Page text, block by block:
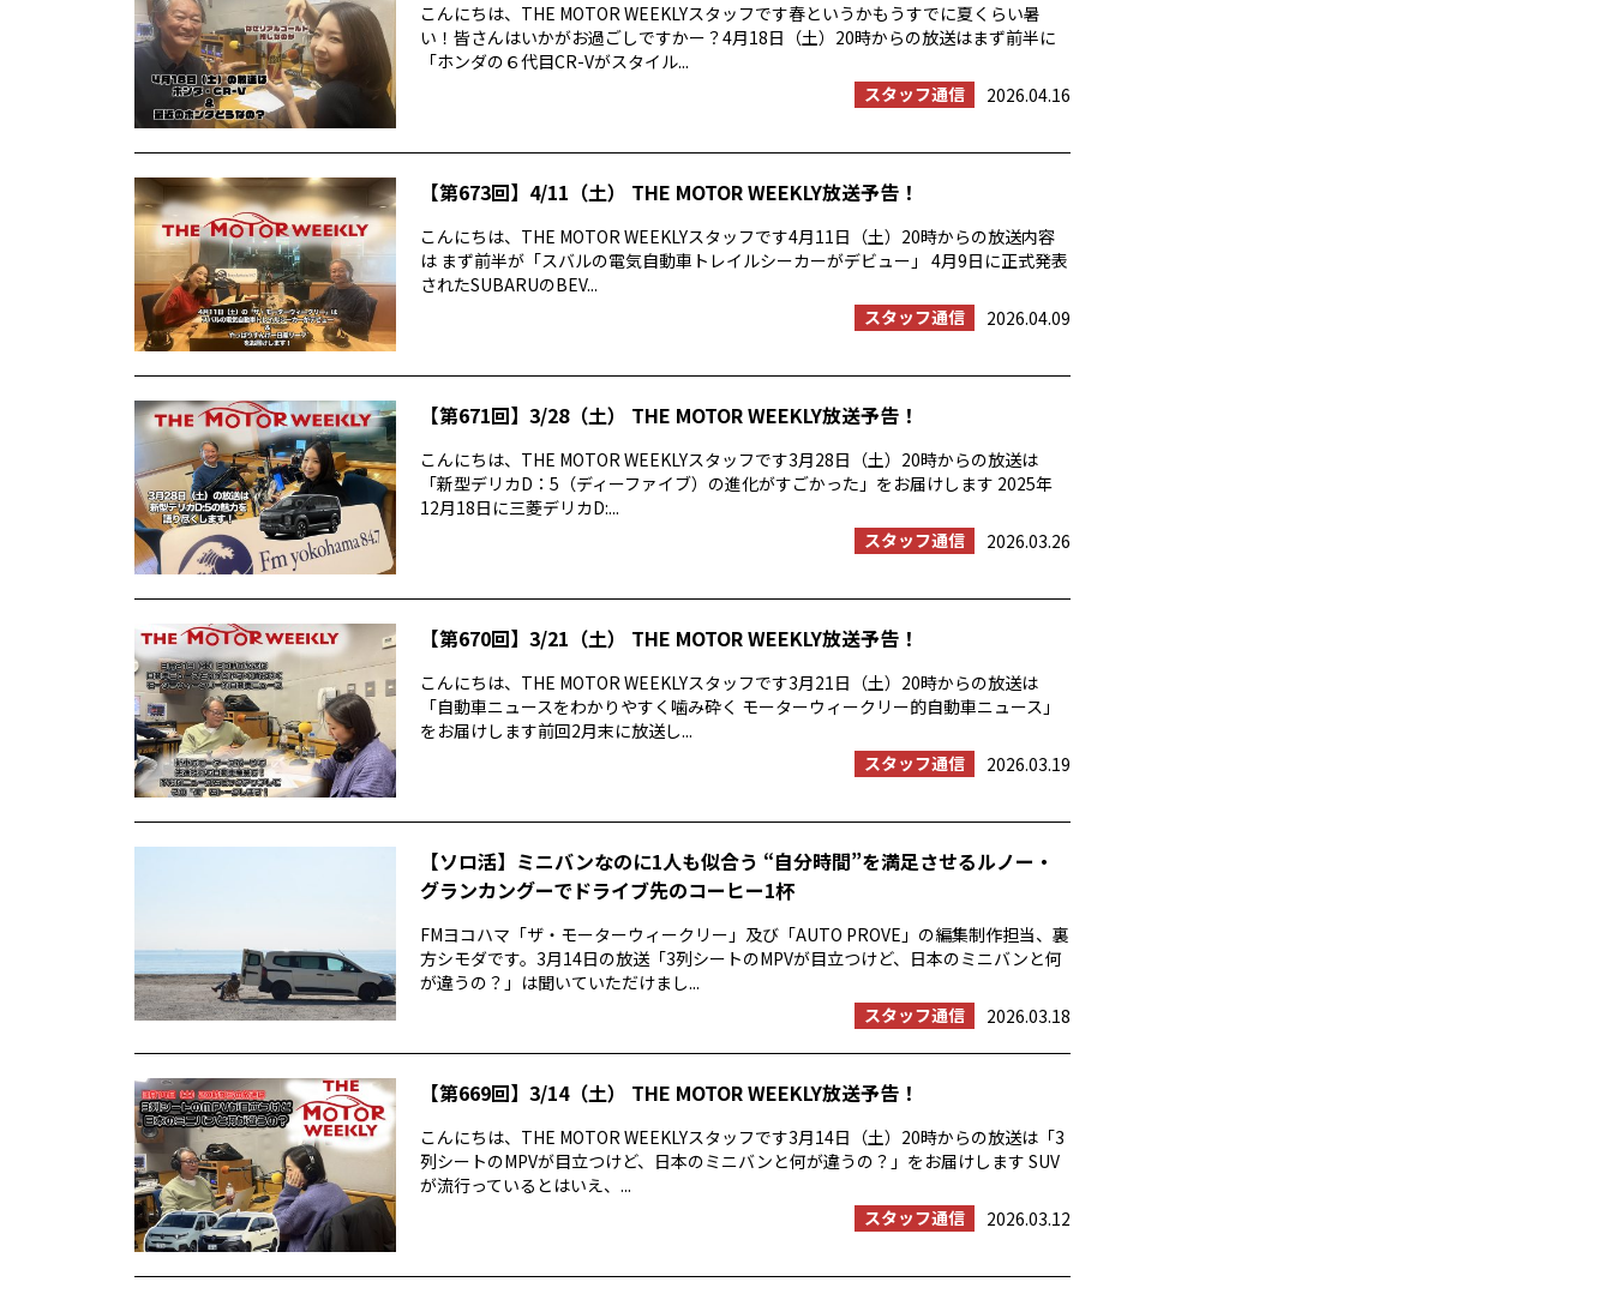
こんにちは、THE MOTOR WEEKLYスタッフです春というかもうすでに夏くらい暑
い！皆さんはいかがお過ごしですかー？4月18日（土）20時からの放送はまず前半に
「ホンダの６代目CR-Vがスタイル...
スタッフ通信
2026.04.16
【第673回】4/11（土） THE MOTOR WEEKLY放送予告！
こんにちは、THE MOTOR WEEKLYスタッフです4月11日（土）20時からの放送内容
は まず前半が「スバルの電気自動車トレイルシーカーがデビュー」 4月9日に正式発表
されたSUBARUのBEV...
スタッフ通信
2026.04.09
【第671回】3/28（土） THE MOTOR WEEKLY放送予告！
こんにちは、THE MOTOR WEEKLYスタッフです3月28日（土）20時からの放送は
「新型デリカD：5（ディーファイブ）の進化がすごかった」をお届けします 2025年
12月18日に三菱デリカD:...
スタッフ通信
2026.03.26
【第670回】3/21（土） THE MOTOR WEEKLY放送予告！
こんにちは、THE MOTOR WEEKLYスタッフです3月21日（土）20時からの放送は
「自動車ニュースをわかりやすく噛み砕く モーターウィークリー的自動車ニュース」
をお届けします前回2月末に放送し...
スタッフ通信
2026.03.19
【ソロ活】ミニバンなのに1人も似合う “自分時間”を満足させるルノー・
グランカングーでドライブ先のコーヒー1杯
FMヨコハマ「ザ・モーターウィークリー」及び「AUTO PROVE」の編集制作担当、裏
方シモダです。3月14日の放送「3列シートのMPVが目立つけど、日本のミニバンと何
が違うの？」は聞いていただけまし...
スタッフ通信
2026.03.18
【第669回】3/14（土） THE MOTOR WEEKLY放送予告！
こんにちは、THE MOTOR WEEKLYスタッフです3月14日（土）20時からの放送は「3
列シートのMPVが目立つけど、日本のミニバンと何が違うの？」をお届けします SUV
が流行っているとはいえ、...
スタッフ通信
2026.03.12